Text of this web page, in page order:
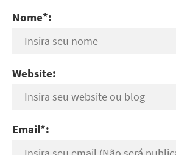
Nome*:
Website:
Email*: